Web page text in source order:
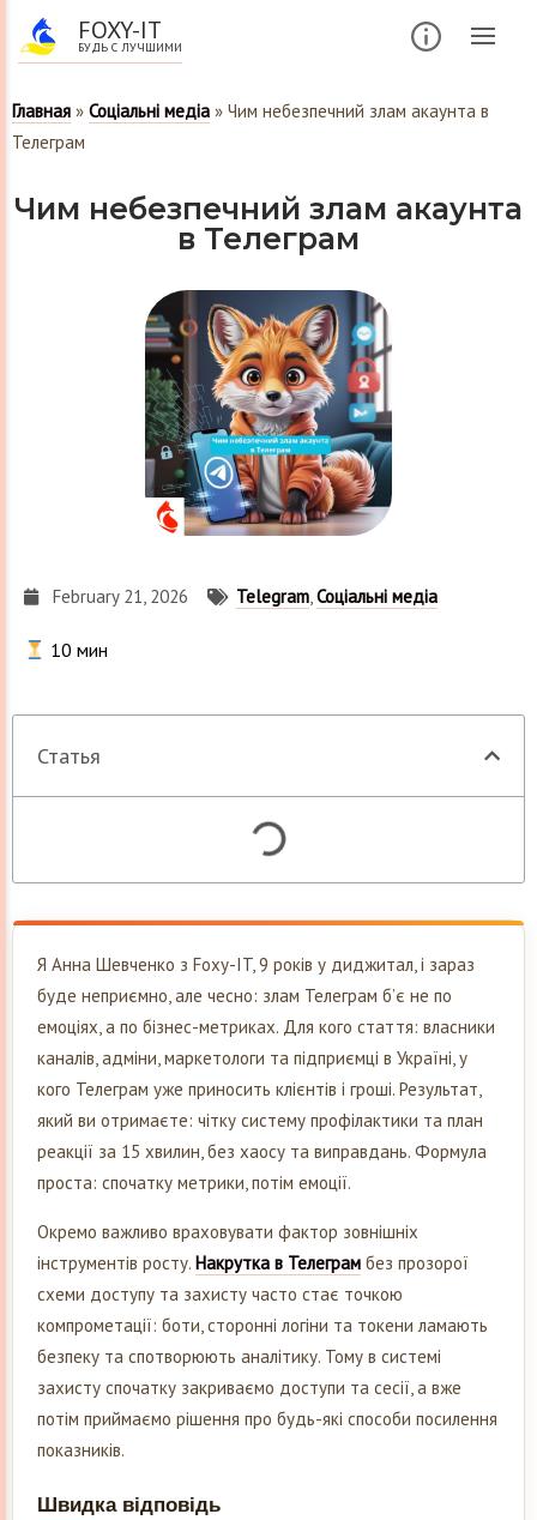
FOXY-IT
БУДЬ С ЛУЧШИМИ
Главная » Соціальні медіа » Чим небезпечний злам акаунта в
Телеграм
Чим небезпечний злам акаунта
в Телеграм
February 21, 2026 Telegram,Соціальні медіа
10 мин
Статья
Я Анна Шевченко з Foxy-IT, 9 років у диджитал, і зараз
буде неприємно, але чесно: злам Телеграм б’є не по
емоціях, а по бізнес-метриках. Для кого стаття: власники
каналів, адміни, маркетологи та підприємці в Україні, у
кого Телеграм уже приносить клієнтів і гроші. Результат,
який ви отримаєте: чітку систему профілактики та план
реакції за 15 хвилин, без хаосу та виправдань. Формула
проста: спочатку метрики, потім емоції.
Окремо важливо враховувати фактор зовнішніх
інструментів росту. Накрутка в Телеграм без прозорої
схеми доступу та захисту часто стає точкою
компрометації: боти, сторонні логіни та токени ламають
безпеку та спотворюють аналітику. Тому в системі
захисту спочатку закриваємо доступи та сесії, а вже
потім приймаємо рішення про будь-які способи посилення
показників.
Швидка відповідь